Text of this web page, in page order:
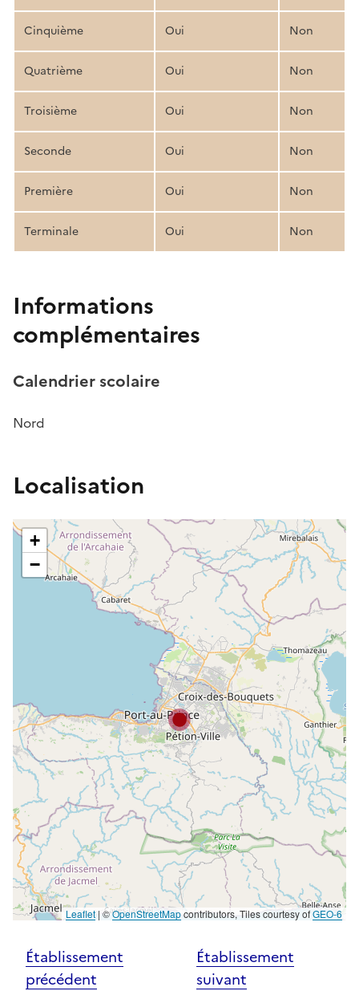
Cinquième Oui Non
Quatrième Oui Non
Troisième Oui Non
Seconde Oui Non
Première Oui Non
Terminale Oui Non
Informations
complémentaires
Calendrier scolaire
Nord
Localisation
+
−
Leaflet | ©OpenStreetMapcontributors, Tiles courtesy ofGEO-6
Établissement
précédent
Établissement
suivant